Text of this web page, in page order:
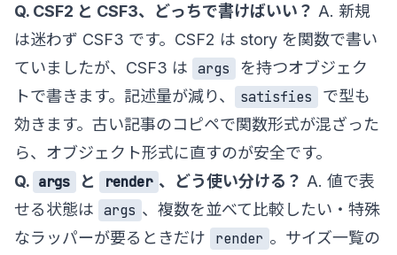
Q. CSF2 と CSF3、どっちで書けばいい？ A. 新規
は迷わず CSF3 です。CSF2 は story を関数で書い
ていましたが、CSF3 は args
を持つオブジェク
トで書きます。記述量が減り、
satisfies
で型も
効きます。古い記事のコピペで関数形式が混ざった
ら、オブジェクト形式に直すのが安全です。
Q. args と render 、どう使い分ける？ A. 値で表
せる状態は args 、複数を並べて比較したい・特殊
なラッパーが要るときだけ
render 。サイズ一覧の